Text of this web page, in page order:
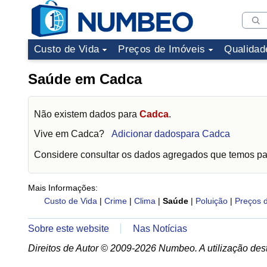
Custo de Vida Preços de Imóveis
Saúde em Cadca
Não existem dados para Cadca.
Vive em Cadca? Adicionar dadospara Cadca
Considere consultar os dados agregados que temos
Mais Informações:
Custo de Vida | Crime | Clima | Saúde | Poluição | Preços
Sobre este website
Nas Notícias
Direitos de Autor © 2009-2026 Numbeo. A utilização